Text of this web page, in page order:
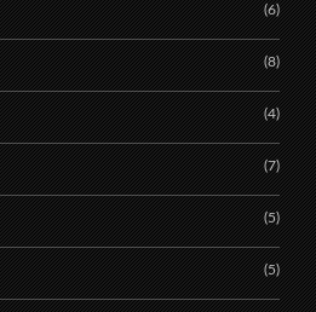
(6)
(8)
(4)
(7)
(5)
(5)